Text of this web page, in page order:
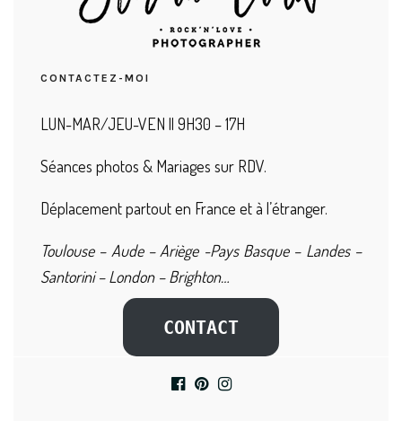
CONTACTEZ-MOI
LUN-MAR/JEU-VEN || 9H30 – 17H
Séances photos & Mariages sur RDV.
Déplacement partout en France et à l’étranger.
Toulouse – Aude – Ariège -Pays Basque – Landes –
Santorini – London – Brighton…
CONTACT